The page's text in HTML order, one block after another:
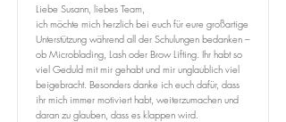
Liebe Susann, liebes Team,
ich möchte mich herzlich bei euch für eure großartige
Unterstützung während all der Schulungen bedanken –
ob Microblading, Lash oder Brow Lifting. Ihr habt so
viel Geduld mit mir gehabt und mir unglaublich viel
beigebracht. Besonders danke ich euch dafür, dass
ihr mich immer motiviert habt, weiterzumachen und
daran zu glauben, dass es klappen wird.